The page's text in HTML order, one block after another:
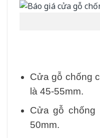
Cửa gỗ chống
là 45-55mm.
Cửa gỗ chống
50mm.